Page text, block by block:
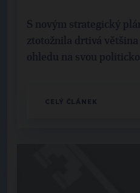
S novým strategický
ztotožnila drtivá
ohledu na svou
CELÝ ČLÁNEK